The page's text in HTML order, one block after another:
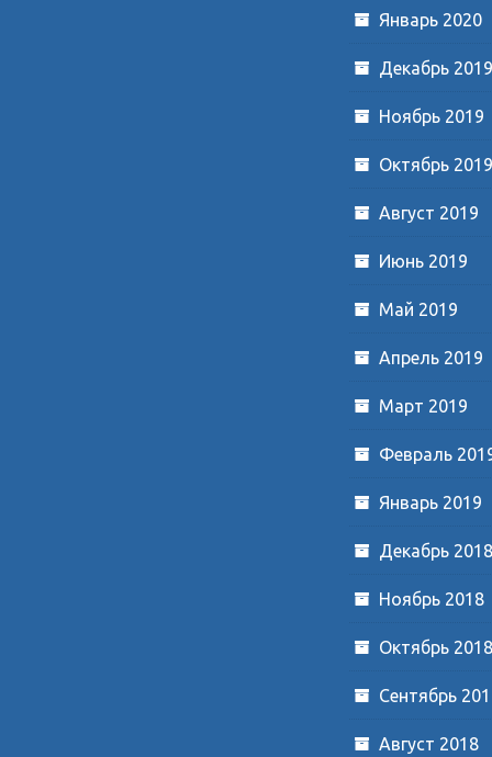
Январь 2020
Декабрь 2019
Ноябрь 2019
Октябрь 2019
Август 2019
Июнь 2019
Май 2019
Апрель 2019
Март 2019
Февраль
Январь 2019
Декабрь 2018
Ноябрь 2018
Октябрь 2018
Сентябрь
Август 2018